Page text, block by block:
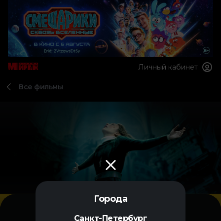
Города
Санкт-Петербург
Личный кабинет
Все фильмы